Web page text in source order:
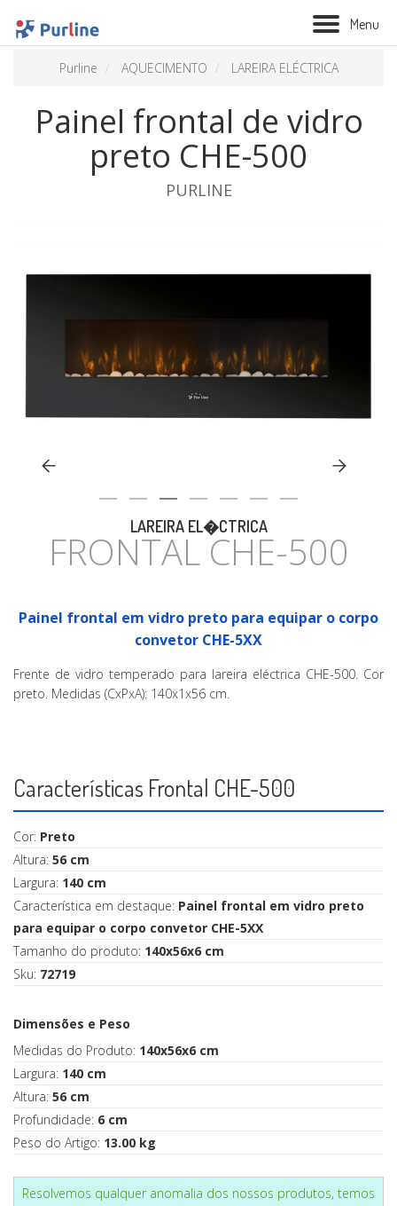
Menu
BIOLAREIRA
VENTILAÇÃO
TRATAMENTO AÉREO
CASA
Purline AQUECIMENTO LAREIRA ELÉCTRICA
Painel frontal de vidro
preto CHE-500
PURLINE
LAREIRA EL�CTRICA
FRONTAL CHE-500
Painel frontal em vidro preto para equipar o corpo
convetor CHE-5XX
Frente de vidro temperado para lareira eléctrica CHE-500. Cor
preto. Medidas (CxPxA): 140x1x56 cm.
Características Frontal CHE-500
Cor: Preto
Altura: 56 cm
Largura: 140 cm
Característica em destaque: Painel frontal em vidro preto
para equipar o corpo convetor CHE-5XX
Tamanho do produto: 140x56x6 cm
Sku: 72719
Dimensões e Peso
Medidas do Produto: 140x56x6 cm
Largura: 140 cm
Altura: 56 cm
Profundidade: 6 cm
Peso do Artigo: 13.00 kg
Resolvemos qualquer anomalia dos nossos produtos, temos